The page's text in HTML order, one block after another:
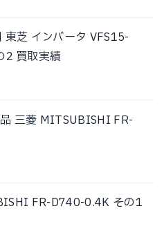
芝 インバータ VFS15-
2 買取実績
三菱 MITSUBISHI FR-
FR-D740-0.4K その1